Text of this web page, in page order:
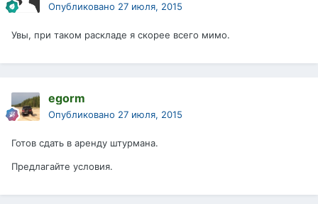
Опубликовано 27 июля, 2015
Увы, при таком раскладе я скорее всего мимо.
egorm
Опубликовано 27 июля, 2015
Готов сдать в аренду штурмана.
Предлагайте условия.